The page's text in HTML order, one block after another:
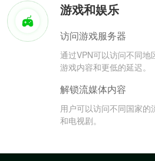
游戏和娱乐
访问游戏服务器
通过VPN可以访问不同地
游戏内容和更低的延迟。
解锁流媒体内容
用户可以访问不同国家的
和电视剧。